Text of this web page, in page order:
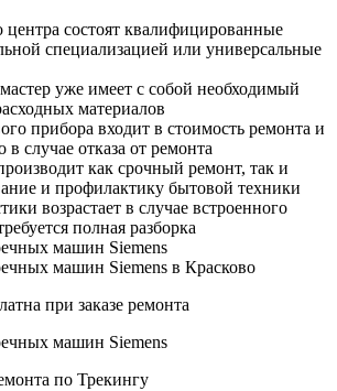
центра состоят квалифицированные
специализацией или универсальные
уже имеет с собой необходимый
материалов
прибора входит в стоимость ремонта и
в случае отказа от ремонта
как срочный ремонт, так и
и профилактику бытовой техники
возрастает в случае встроенного
полная разборка
при заказе ремонта
по Трекингу